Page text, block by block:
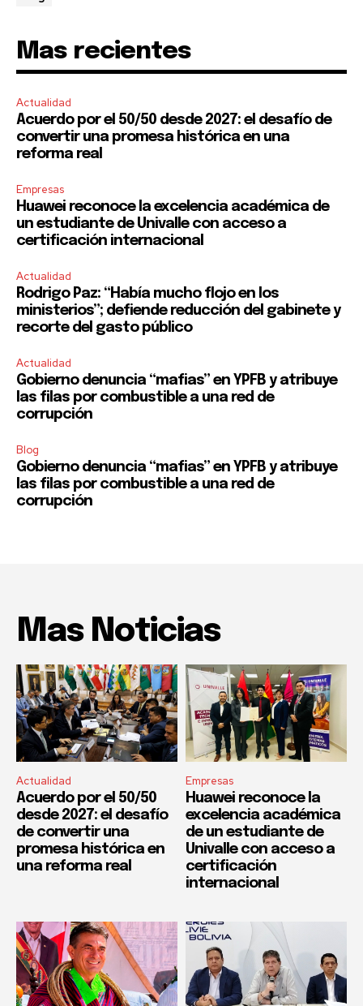
Mas recientes
Actualidad
Acuerdo por el 50/50 desde 2027: el desafío de
convertir una promesa histórica en una
reforma real
Empresas
Huawei reconoce la excelencia académica de
un estudiante de Univalle con acceso a
certificación internacional
Actualidad
Rodrigo Paz: “Había mucho flojo en los
ministerios”; defiende reducción del gabinete y
recorte del gasto público
Actualidad
Gobierno denuncia “mafias” en YPFB y atribuye
las filas por combustible a una red de
corrupción
Blog
Gobierno denuncia “mafias” en YPFB y atribuye
las filas por combustible a una red de
corrupción
Mas Noticias
Actualidad
Acuerdo por el 50/50
desde 2027: el desafío
de convertir una
promesa histórica en
una reforma real
Empresas
Huawei reconoce la
excelencia académica
de un estudiante de
Univalle con acceso a
certificación
internacional